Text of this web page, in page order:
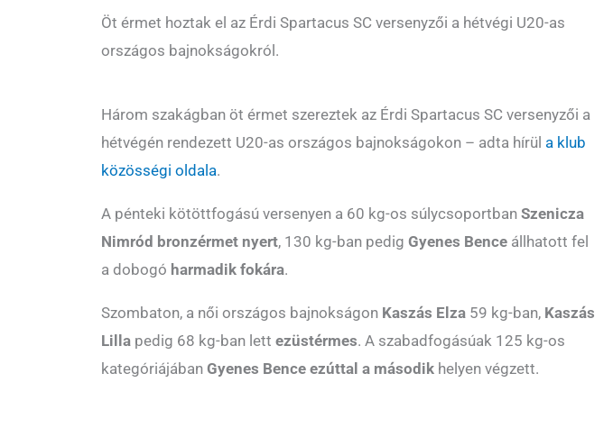
Öt érmet hoztak el az Érdi Spartacus SC versenyzői a hétvégi U20-as
országos bajnokságokról.
Három szakágban öt érmet szereztek az Érdi Spartacus SC versenyzői a
hétvégén rendezett U20-as országos bajnokságokon – adta hírül a klub
közösségi oldala.
A pénteki kötöttfogású versenyen a 60 kg-os súlycsoportban Szenicza
Nimród bronzérmet nyert, 130 kg-ban pedig Gyenes Bence állhatott fel
a dobogó harmadik fokára.
Szombaton, a női országos bajnokságon Kaszás Elza 59 kg-ban, Kaszás
Lilla pedig 68 kg-ban lett ezüstérmes. A szabadfogásúak 125 kg-os
kategóriájában Gyenes Bence ezúttal a második helyen végzett.